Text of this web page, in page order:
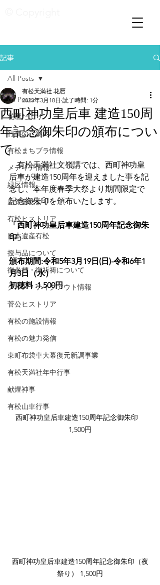
記事
All Posts
花暦たより
行事のご案内
有松まちブラ情報
メディア情報
緑区情報
厄年会だより
有松ヒストリア
日本遺産有松
授与品について
御参拝・御祈祷について
グルメ・テイクアウト情報
菅公ヒストリア
有松の施設情報
有松の魅力発信
東町布袋車大幕復元新調事業
有松天満社年中行事
献燈神事
有松山車行事
All Posts
西町神功皇后車 建造150周
年記念御朱印の頒布につい
て
有松天満社 花暦
2023年3月18日 読了時間: 1分
有松天満社文嶺講では、西町神功皇
后車が建造150周年を迎えました事を記
念し、本年度春季大祭より期間限定で
記念御朱印を頒布いたします。
「西町神功皇后車建造150周年記念御朱
印」
頒布期間:令和5年3月19日(日)-令和6年1
月3日（水）
初穂料 :1,500円
西町神功皇后車建造150周年記念御朱印
1,500円
西町神功皇后車建造150周年記念御朱印（夜
祭り） 1,500円